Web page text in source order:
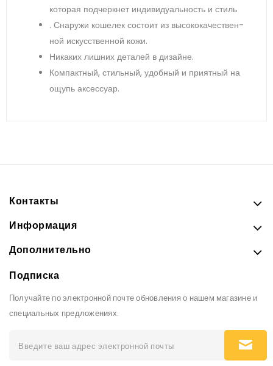
ко­торая под­чер­кнет ин­ди­виду­аль­ность и стиль
. Сна­ружи ко­шелек сос­то­ит из вы­соко­качес­твен­
ной ис­кусс­твен­ной ко­жи.
Ни­каких лиш­них де­талей в ди­зай­не.
Ком­пак­тный, стиль­ный, удоб­ный и при­ят­ный на
ощупь ак­сессу­ар.
Контакты
Информация
Дополнительно
Подписка
Получайте по электронной почте обновления о нашем магазине и
специальных предложениях.